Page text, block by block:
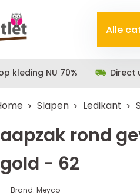
Alle
kleding NU 70% Direct
Slapen Ledikant
rond
- 62
Brand: Meyco